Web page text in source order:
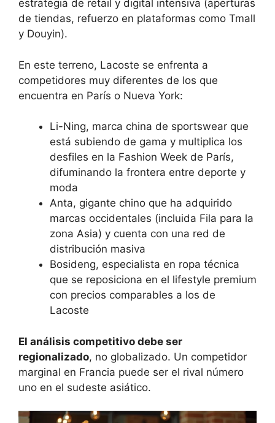
estrategia de retail y digital intensiva (aperturas
de tiendas, refuerzo en plataformas como Tmall
y Douyin).
En este terreno, Lacoste se enfrenta a
competidores muy diferentes de los que
encuentra en París o Nueva York:
Li-Ning, marca china de sportswear que
está subiendo de gama y multiplica los
desfiles en la Fashion Week de París,
difuminando la frontera entre deporte y
moda
Anta, gigante chino que ha adquirido
marcas occidentales (incluida Fila para la
zona Asia) y cuenta con una red de
distribución masiva
Bosideng, especialista en ropa técnica
que se reposiciona en el lifestyle premium
con precios comparables a los de
Lacoste
El análisis competitivo debe ser
regionalizado, no globalizado. Un competidor
marginal en Francia puede ser el rival número
uno en el sudeste asiático.